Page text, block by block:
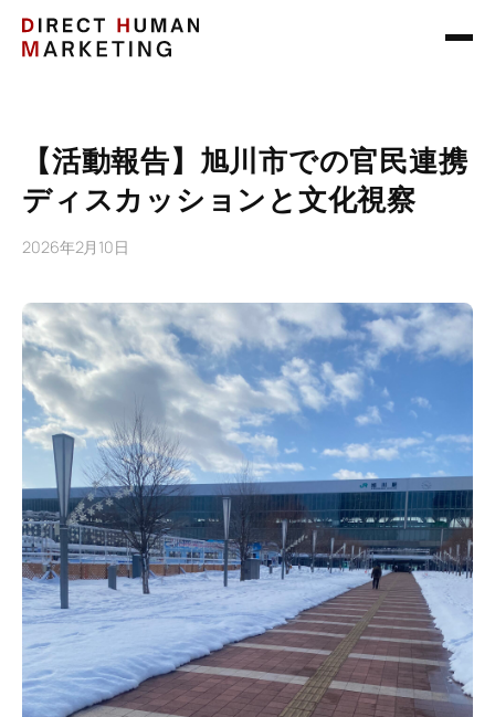
【活動報告】旭川市での官民連携
ディスカッションと文化視察
2026年2月10日